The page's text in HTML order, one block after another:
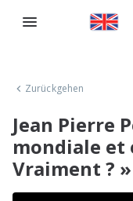
Zurückgehen
Jean Pierre
mondiale et
Vraiment ? »